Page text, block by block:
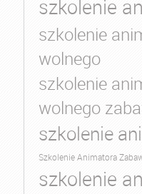
szkolenie
szkolenie
wolnego
szkolenie
wolnego
szkolenie
Szkolenie Animatora
szkolenie